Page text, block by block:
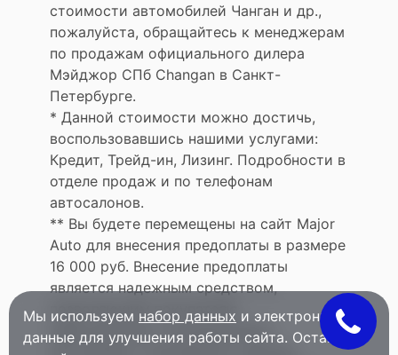
стоимости автомобилей Чанган и др.,
пожалуйста, обращайтесь к менеджерам
по продажам официального дилера
Мэйджор СПб Changan в Санкт-
Петербурге.
* Данной стоимости можно достичь,
воспользовавшись нашими услугами:
Кредит, Трейд-ин, Лизинг. Подробности в
отделе продаж и по телефонам
автосалонов.
** Вы будете перемещены на сайт Major
Auto для внесения предоплаты в размере
16 000 руб. Внесение предоплаты
является надежным средством,
позволяющим покупателю
забронировать понравившийся
автомобиль. Еженедельно данным
Мы используем набор данных и электронные
данные для улучшения работы сайта. Оставаясь